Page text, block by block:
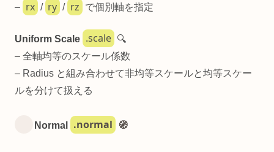
– rx / ry / rz で個別軸を指定
Uniform Scale .scale
🔍
– 全軸均等のスケール係数
– Radius と組み合わせて非均等スケールと均等スケー
ルを分けて扱える
Normal .normal 🧭